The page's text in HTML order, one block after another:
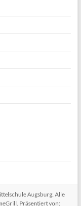
Augsburg. Alle
Präsentiert von: